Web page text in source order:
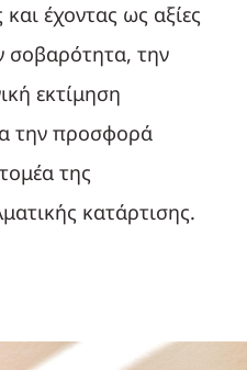
έχοντας ως αξίες
σοβαρότητα, την
εκτίμηση
την προσφορά
της
κατάρτισης.